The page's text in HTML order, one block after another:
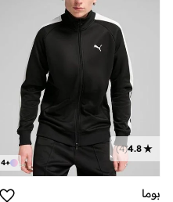
+
4
4.8
(
4
)
بوما